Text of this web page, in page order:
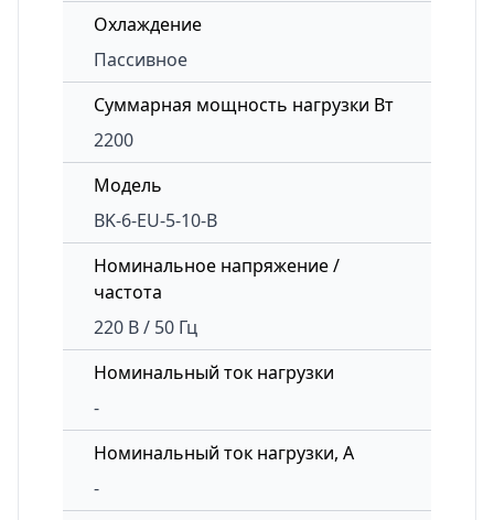
Охлаждение
Пассивное
Суммарная мощность нагрузки Вт
2200
Модель
BK-6-EU-5-10-B
Номинальное напряжение /
частота
220 В / 50 Гц
Номинальный ток нагрузки
-
Номинальный ток нагрузки, А
-